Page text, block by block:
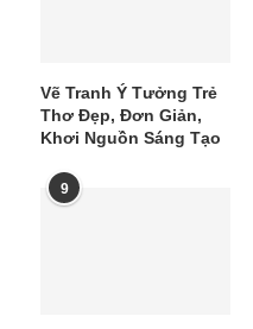
Vẽ Tranh Ý Tưởng Trẻ
Thơ Đẹp, Đơn Giản,
Khơi Nguồn Sáng Tạo
9